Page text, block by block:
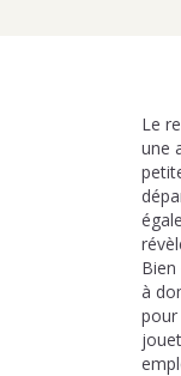
Le
une
à
pour